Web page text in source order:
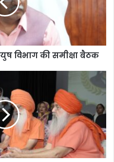
विभाग की समीक्षा बैठक